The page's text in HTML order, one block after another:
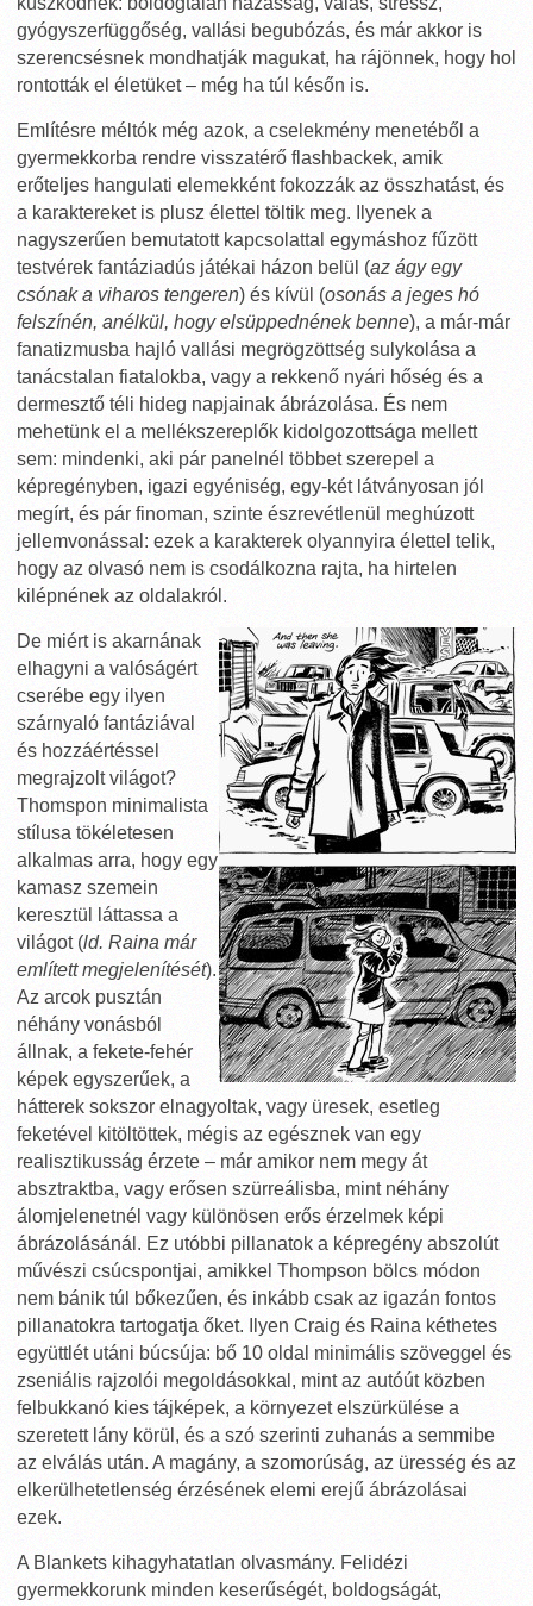
gyógyszerfüggőség, vallási begubózás, és már akkor is
szerencsésnek mondhatják magukat, ha rájönnek, hogy hol
rontották el életüket – még ha túl későn is.
Említésre méltók még azok, a cselekmény menetéből a
gyermekkorba rendre visszatérő flashbackek, amik
erőteljes hangulati elemekként fokozzák az összhatást, és
a karaktereket is plusz élettel töltik meg. Ilyenek a
nagyszerűen bemutatott kapcsolattal egymáshoz fűzött
testvérek fantáziadús játékai házon belül (az ágy egy
csónak a viharos tengeren) és kívül (osonás a jeges hó
felszínén, anélkül, hogy elsüppednének benne), a már-már
fanatizmusba hajló vallási megrögzöttség sulykolása a
tanácstalan fiatalokba, vagy a rekkenő nyári hőség és a
dermesztő téli hideg napjainak ábrázolása. És nem
mehetünk el a mellékszereplők kidolgozottsága mellett
sem: mindenki, aki pár panelnél többet szerepel a
képregényben, igazi egyéniség, egy-két látványosan jól
megírt, és pár finoman, szinte észrevétlenül meghúzott
jellemvonással: ezek a karakterek olyannyira élettel telik,
hogy az olvasó nem is csodálkozna rajta, ha hirtelen
kilépnének az oldalakról.
De miért is akarnának
elhagyni a valóságért
cserébe egy ilyen
szárnyaló fantáziával
és hozzáértéssel
megrajzolt világot?
Thomspon minimalista
stílusa tökéletesen
alkalmas arra, hogy egy
kamasz szemein
keresztül láttassa a
világot (ld. Raina már
említett megjelenítését).
Az arcok pusztán
néhány vonásból
állnak, a fekete-fehér
képek egyszerűek, a
hátterek sokszor elnagyoltak, vagy üresek, esetleg
feketével kitöltöttek, mégis az egésznek van egy
realisztikusság érzete – már amikor nem megy át
absztraktba, vagy erősen szürreálisba, mint néhány
álomjelenetnél vagy különösen erős érzelmek képi
ábrázolásánál. Ez utóbbi pillanatok a képregény abszolút
művészi csúcspontjai, amikkel Thompson bölcs módon
nem bánik túl bőkezűen, és inkább csak az igazán fontos
pillanatokra tartogatja őket. Ilyen Craig és Raina kéthetes
együttlét utáni búcsúja: bő 10 oldal minimális szöveggel és
zseniális rajzolói megoldásokkal, mint az autóút közben
felbukkanó kies tájképek, a környezet elszürkülése a
szeretett lány körül, és a szó szerinti zuhanás a semmibe
az elválás után. A magány, a szomorúság, az üresség és az
elkerülhetetlenség érzésének elemi erejű ábrázolásai
ezek.
A Blankets kihagyhatatlan olvasmány. Felidézi
gyermekkorunk minden keserűségét, boldogságát,